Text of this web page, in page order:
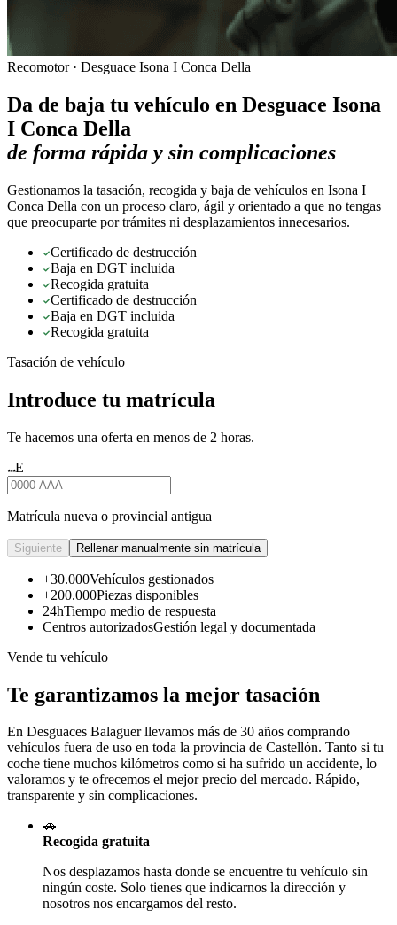
Recomotor · Desguace Isona I Conca Della
Da de baja tu vehículo en Desguace Isona
I Conca Della
de forma rápida y sin complicaciones
Gestionamos la tasación, recogida y baja de vehículos en Isona I
Conca Della con un proceso claro, ágil y orientado a que no tengas
que preocuparte por trámites ni desplazamientos innecesarios.
Certificado de destrucción
Baja en DGT incluida
Recogida gratuita
Certificado de destrucción
Baja en DGT incluida
Recogida gratuita
Tasación de vehículo
Introduce tu matrícula
Te hacemos una oferta en menos de 2 horas.
★★★E
Matrícula nueva o provincial antigua
Siguiente Rellenar manualmente sin matrícula
+30.000Vehículos gestionados
+200.000Piezas disponibles
24hTiempo medio de respuesta
Centros autorizadosGestión legal y documentada
Vende tu vehículo
Te garantizamos la mejor tasación
En Desguaces Balaguerllevamos más de 30 años comprando
vehículos fuera de uso en toda la provincia de Castellón. Tanto si tu
coche tiene muchos kilómetros como si ha sufrido un accidente, lo
valoramos y te ofrecemos el mejor precio del mercado. Rápido,
transparente y sin complicaciones.
🚗
Recogida gratuita
Nos desplazamos hasta donde se encuentre tu vehículo sin
ningún coste. Solo tienes que indicarnos la dirección y
nosotros nos encargamos del resto.